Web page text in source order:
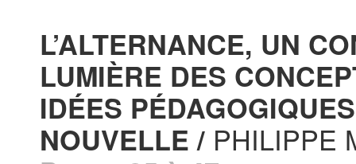
L’ALTERNANCE, UN
LUMIÈRE DES
IDÉES
NOUVELLE / PHILIPPE